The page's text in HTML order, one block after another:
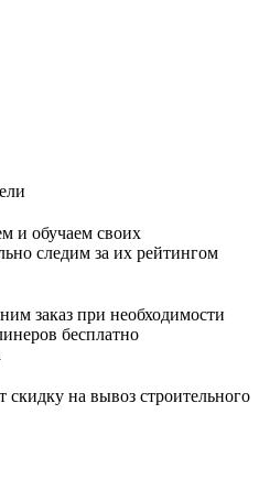
и обучаем своих
следим за их рейтингом
заказ при необходимости
бесплатно
скидку на вывоз строительного